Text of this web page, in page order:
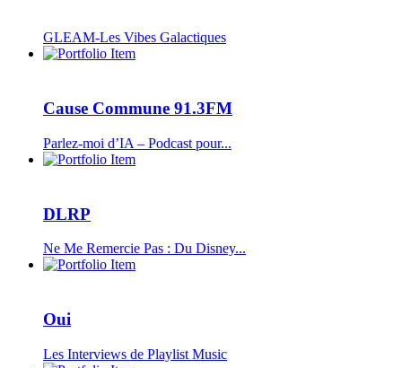
GLEAM-Les Vibes Galactiques
Cause Commune 91.3FM
Parlez-moi d’IA – Podcast pour...
DLRP
Ne Me Remercie Pas : Du Disney...
Oui
Les Interviews de Playlist Music